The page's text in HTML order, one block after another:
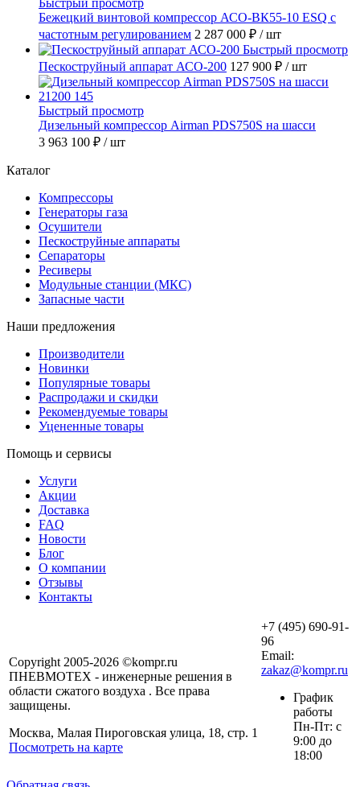
Бежецкий винтовой компрессор АСО-ВК55-10 ESQ с
частотным регулированием 2 287 000 ₽ / шт
Быстрый просмотр
Пескоструйный аппарат АСО-200 127 900 ₽ / шт
Быстрый просмотр
Дизельный компрессор Airman PDS750S на шасси
3 963 100 ₽ / шт
Каталог
Компрессоры
Генераторы газа
Осушители
Пескоструйные аппараты
Сепараторы
Ресиверы
Модульные станции (МКС)
Запасные части
Наши предложения
Производители
Новинки
Популярные товары
Распродажи и скидки
Рекомендуемые товары
Уцененные товары
Помощь и сервисы
Услуги
Акции
Доставка
FAQ
Новости
Блог
О компании
Отзывы
Контакты
Copyright 2005-2026 ©kompr.ru
ПНЕВМОТЕХ - инженерные решения в
области сжатого воздуха . Все права
защищены.
Москва, Малая Пироговская улица, 18, стр. 1
Посмотреть на карте
+7 (495) 690-91-
96
Email:
zakaz@kompr.ru
График
работы
Пн-Пт: с
9:00 до
18:00